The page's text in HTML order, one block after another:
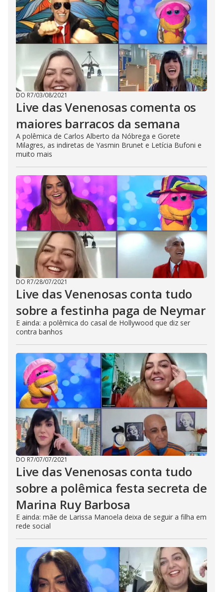
DO R7/03/08/2021
Live das Venenosas comenta os
maiores barracos da semana
A polêmica de Carlos Alberto da Nóbrega e Gorete
Milagres, as indiretas de Yasmin Brunet e Letícia Bufoni e
muito mais
DO R7/28/07/2021
Live das Venenosas conta tudo
sobre a festinha paga de Neymar
E ainda: a polêmica do casal de Hollywood que diz ser
contra banhos
DO R7/07/07/2021
Live das Venenosas conta tudo
sobre a polêmica festa secreta de
Marina Ruy Barbosa
E ainda: mãe de Larissa Manoela deixa de seguir a filha em
rede social